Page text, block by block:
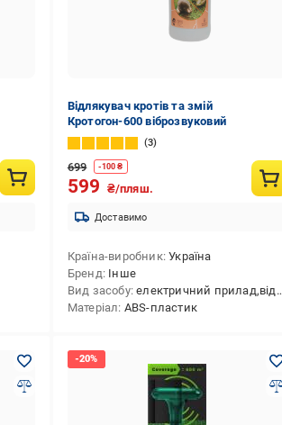
Відлякувач кротів та змій
Кротогон-600 віброзвуковий
3
699 -100 ₴
599 ₴/пляш.
Доставимо
Країна-виробник Україна
Бренд Інше
Вид засобу електричний прилад,відлякувач
Матеріал ABS-пластик